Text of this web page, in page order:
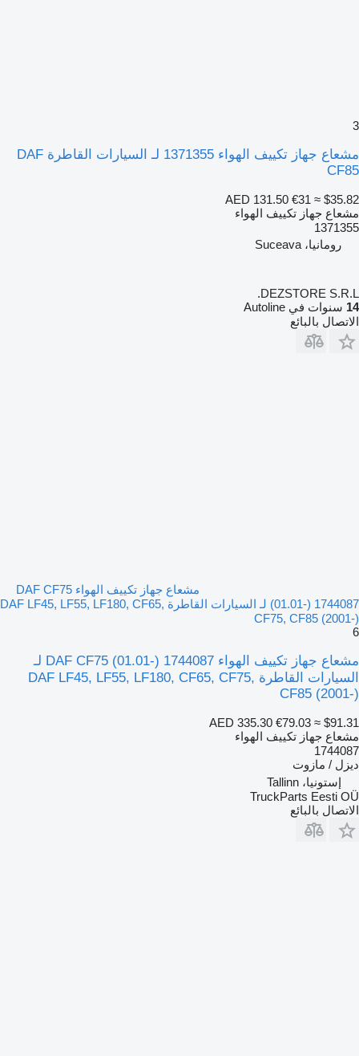
3
مشعاع جهاز تكييف الهواء 1371355 لـ السيارات القاطرة DAF
CF85
AED 131.50 €31 ≈ $35.82
مشعاع جهاز تكييف الهواء
1371355
رومانيا، Suceava
DEZSTORE S.R.L.
14 سنوات في Autoline
الاتصال بالبائع
مشعاع جهاز تكييف الهواء DAF CF75
(01.01-) 1744087 لـ السيارات القاطرة DAF LF45, LF55, LF180, CF65,
CF75, CF85 (2001-)
6
مشعاع جهاز تكييف الهواء DAF CF75 (01.01-) 1744087 لـ
السيارات القاطرة DAF LF45, LF55, LF180, CF65, CF75,
CF85 (2001-)
AED 335.30 €79.03 ≈ $91.31
مشعاع جهاز تكييف الهواء
1744087
ديزل / مازوت
إستونيا، Tallinn
TruckParts Eesti OÜ
الاتصال بالبائع